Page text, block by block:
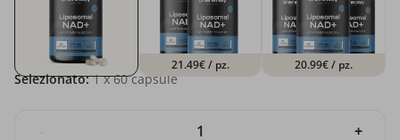
21.49€/ pz. 20.99€/ pz.
Selezionato: 1x 60 capsule
+